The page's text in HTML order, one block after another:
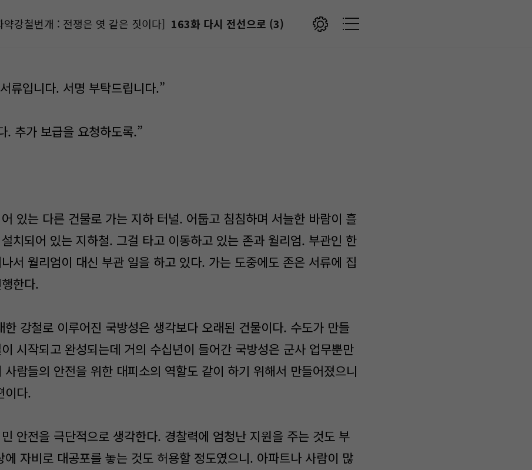
약강철번개 : 전쟁은 엿 같은 짓이다] 163화 다시 전선으로 (3)
류입니다. 서명 부탁드립니다.”
. 추가 보급을 요청하도록.”
있는 다른 건물로 가는 지하 터널. 어둡고 침침하며 서늘한 바람이 흘
치되어 있는 지하철. 그걸 타고 이동하고 있는 존과 월리엄. 부관인 한
서 월리엄이 대신 부관 일을 하고 있다. 가는 도중에도 존은 서류에 집
한다.
한 강철로 이루어진 국방성은 생각보다 오래된 건물이다. 수도가 만들
시작되고 완성되는데 거의 수십년이 들어간 국방성은 군사 업무뿐만
사람들의 안전을 위한 대피소의 역할도 같이 하기 위해서 만들어졌으니
이다.
안전을 극단적으로 생각한다. 경찰력에 엄청난 지원을 주는 것도 부
에 자비로 대공포를 놓는 것도 허용할 정도였으니. 아파트나 사람이 많